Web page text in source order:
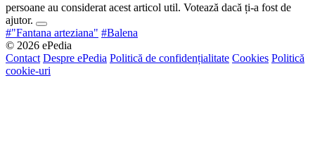
persoane au considerat acest articol util. Votează dacă ți-a fost de
ajutor.
#"Fantana arteziana" #Balena
© 2026 ePedia
Contact Despre ePedia Politică de confidențialitate Cookies Politică
cookie-uri